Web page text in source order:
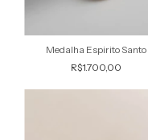
Medalha Espirito Santo
R$1.700,00